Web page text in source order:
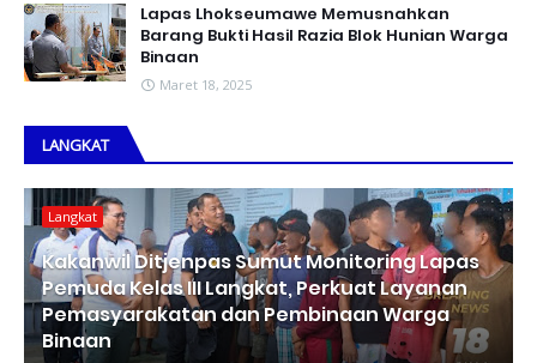
Lapas Lhokseumawe Memusnahkan
Barang Bukti Hasil Razia Blok Hunian Warga
Binaan
Maret 18, 2025
LANGKAT
Langkat
Kakanwil Ditjenpas Sumut Monitoring Lapas
Pemuda Kelas III Langkat, Perkuat Layanan
Pemasyarakatan dan Pembinaan Warga
Binaan